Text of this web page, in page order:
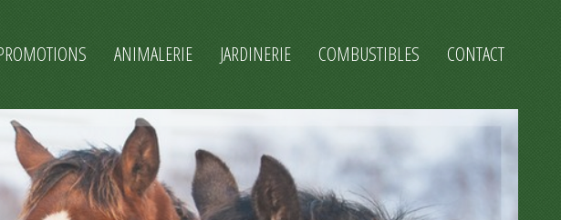
ANIMALERIE JARDINERIE COMBUSTIBLES CONTACT